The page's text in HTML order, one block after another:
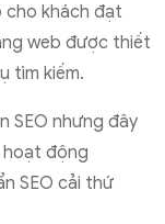
cho khách đạt
web được thiết
tìm kiếm.
SEO nhưng đây
động
SEO cải thứ